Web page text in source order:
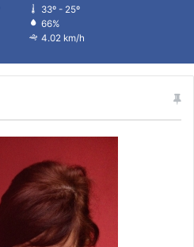
33º - 25º
66%
4.02 km/h